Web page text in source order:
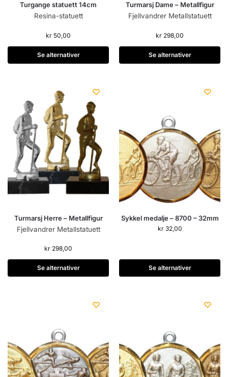
Turgange statuett 14cm
Resina-statuett
kr 50,00
Se alternativer
Turmarsj Dame – Metallfigur
Fjellvandrer Metallstatuett
kr 298,00
Se alternativer
Turmarsj Herre – Metallfigur
Fjellvandrer Metallstatuett
kr 298,00
Se alternativer
Sykkel medalje – 8700 – 32mm
kr32,00
Se alternativer